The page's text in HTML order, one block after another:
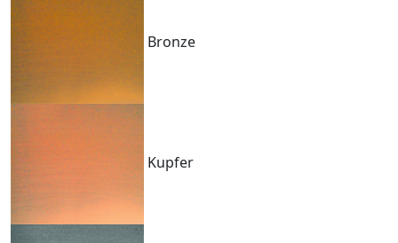
Bronze
Kupfer